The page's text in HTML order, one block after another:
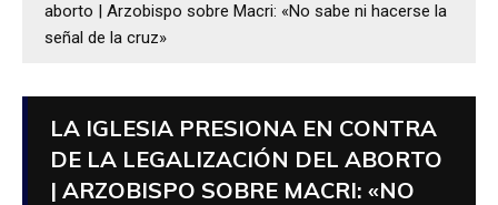
aborto | Arzobispo sobre Macri: «No sabe ni hacerse la
señal de la cruz»
LA IGLESIA PRESIONA EN CONTRA
DE LA LEGALIZACIÓN DEL ABORTO
| ARZOBISPO SOBRE MACRI: «NO